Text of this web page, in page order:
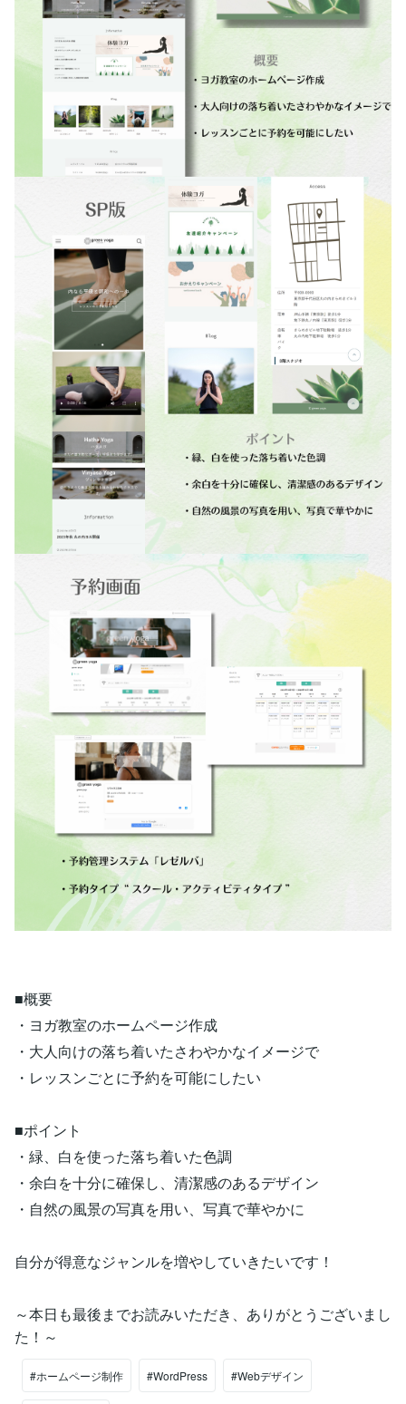
■概要
・ヨガ教室のホームページ作成
・大人向けの落ち着いたさわやかなイメージで
・レッスンごとに予約を可能にしたい
■ポイント
・緑、白を使った落ち着いた色調
・余白を十分に確保し、清潔感のあるデザイン
・自然の風景の写真を用い、写真で華やかに
自分が得意なジャンルを増やしていきたいです！
～本日も最後までお読みいただき、ありがとうございまし
た！～
#ホームページ制作 #WordPress #Webデザイン